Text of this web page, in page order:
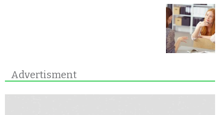
Advertisment